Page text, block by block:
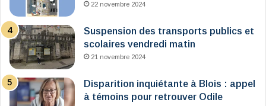
22 novembre 2024
Suspension des transports publics et
scolaires vendredi matin
21 novembre 2024
Disparition inquiétante à Blois : appel
à témoins pour retrouver Odile